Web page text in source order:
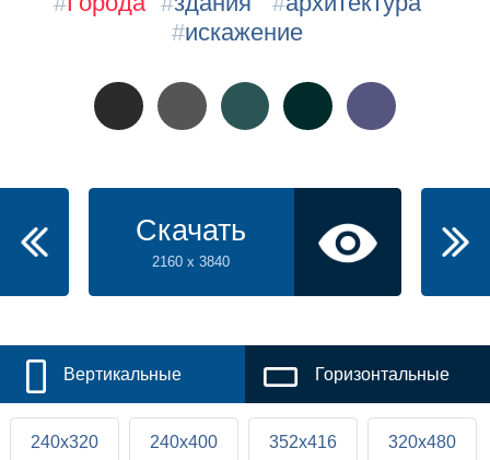
#искажение
Скачать
2160 x 3840
Вертикальные Горизонтальные
240x320 240x400 352x416 320x480